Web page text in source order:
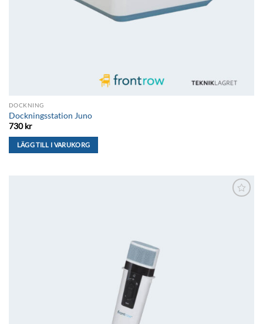
DOCKNING
Dockningsstation Juno
730kr
LÄGG TILL I VARUKORG